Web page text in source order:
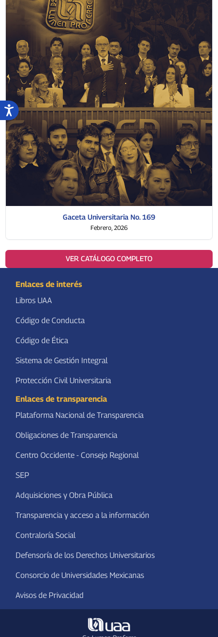
Gaceta Universitaria No. 169
Febrero, 2026
VER CATÁLOGO COMPLETO
Enlaces de interés
Libros UAA
Código de Conducta
Código de Ética
Sistema de Gestión Integral
Protección Civil Universitaria
Enlaces de transparencia
Plataforma Nacional de Transparencia
Obligaciones de Transparencia
Centro Occidente - Consejo Regional
SEP
Adquisiciones y Obra Pública
Transparencia y acceso a la información
Contraloría Social
Defensoría de los Derechos Universitarios
Consorcio de Universidades Mexicanas
Avisos de Privacidad